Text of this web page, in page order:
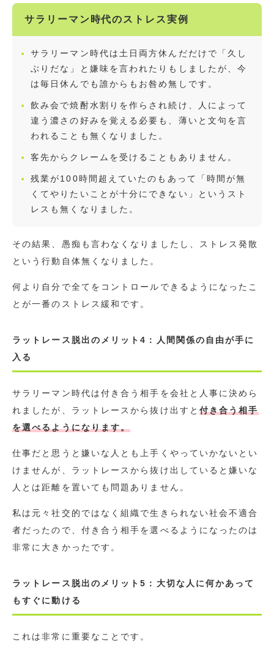
サラリーマン時代のストレス実例
サラリーマン時代は土日両方休んだだけで「久し
ぶりだな」と嫌味を言われたりもしましたが、今
は毎日休んでも誰からもお咎め無しです。
飲み会で焼酎水割りを作らされ続け、人によって
違う濃さの好みを覚える必要も、薄いと文句を言
われることも無くなりました。
客先からクレームを受けることもありません。
残業が100時間超えていたのもあって「時間が無
くてやりたいことが十分にできない」というスト
レスも無くなりました。
その結果、愚痴も言わなくなりましたし、ストレス発散
という行動自体無くなりました。
何より自分で全てをコントロールできるようになったこ
とが一番のストレス緩和です。
ラットレース脱出のメリット4：人間関係の自由が手に
入る
サラリーマン時代は付き合う相手を会社と人事に決めら
れましたが、ラットレースから抜け出すと 付き合う相手
を選べるようになります。
仕事だと思うと嫌いな人とも上手くやっていかないとい
けませんが、ラットレースから抜け出していると嫌いな
人とは距離を置いても問題ありません。
私は元々社交的ではなく組織で生きられない社会不適合
者だったので、付き合う相手を選べるようになったのは
非常に大きかったです。
ラットレース脱出のメリット5：大切な人に何かあって
もすぐに動ける
これは非常に重要なことです。